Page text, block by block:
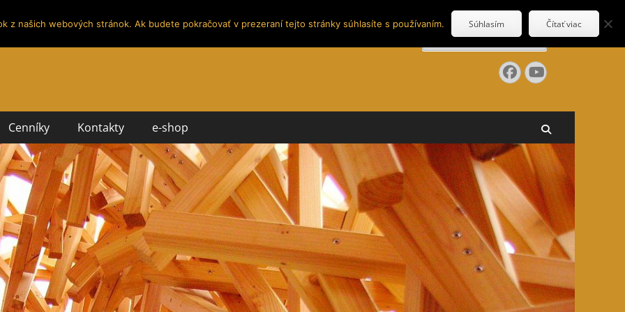
Search
for:
Facebook
YouTube
Cenníky Kontakty e-shop
z našich webových stránok. Ak budete pokračovať v prezeraní tejto stránky súhlasíte s používaním. Súhlasím Čítať viac